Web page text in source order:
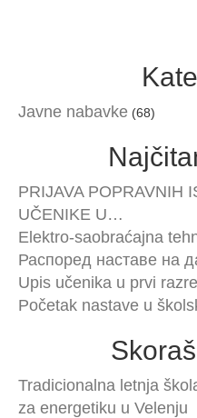
Javne nabavke (68)
PRIJAVA POPRAVNIH
UČENIKE U…
Elektro-saobraćajna
Распоред наставе на
Upis učenika u prvi
Početak nastave u
Tradicionalna letnja
za energetiku u Velenju